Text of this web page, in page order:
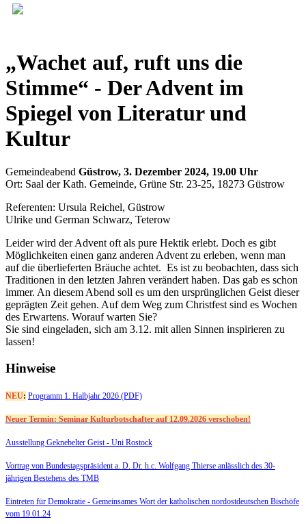
„Wachet auf, ruft uns die
Stimme“ - Der Advent im
Spiegel von Literatur und
Kultur
Gemeindeabend Güstrow, 3. Dezember 2024, 19.00 Uhr
Ort: Saal der Kath. Gemeinde, Grüne Str. 23-25, 18273 Güstrow
Referenten: Ursula Reichel, Güstrow
Ulrike und German Schwarz, Teterow
Leider wird der Advent oft als pure Hektik erlebt. Doch es gibt
Möglichkeiten einen ganz anderen Advent zu erleben, wenn man
auf die überlieferten Bräuche achtet. Es ist zu beobachten, dass sich
Traditionen in den letzten Jahren verändert haben. Das gab es schon
immer. An diesem Abend soll es um den ursprünglichen Geist dieser
geprägten Zeit gehen. Auf dem Weg zum Christfest sind es Wochen
des Erwartens. Worauf warten Sie?
Sie sind eingeladen, sich am 3.12. mit allen Sinnen inspirieren zu
lassen!
Hinweise
NEU: Programm 1. Halbjahr 2026 (PDF)
Neuer Termin: Seminar Kulturbotschafter auf 12.09.2026 verschoben!
Ausstellung Geknebelter Geist - Uni Rostock
Vortrag von Bundestagspräsident a. D. Dr. h.c. Wolfgang Thierse anlässlich des 30-
jährigen Bestehens des TMB
Eintreten für Demokratie - Gemeinsames Wort der katholischen nordostdeutschen Bischöfe
vom 19.01.24